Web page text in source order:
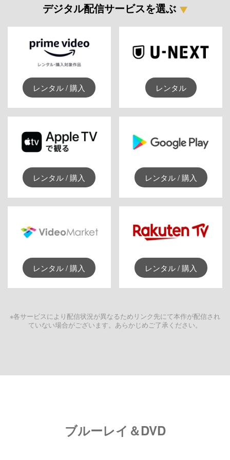
デジタル配信サービスを選ぶ
レンタル / 購入 レンタル
レンタル / 購入 レンタル / 購入
レンタル / 購入 レンタル / 購入
※各サービスにより配信状況が異なるためリンク先にて本作が配信され
ていない場合がございます。あらかじめご了承ください。
ブルーレイ＆DVD